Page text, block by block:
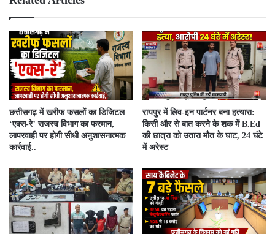
​छत्तीसगढ़ में खरीफ फसलों का डिजिटल
‘एक्स-रे’ राजस्व विभाग का फरमान,
लापरवाही पर होगी सीधी अनुशासनात्मक
कार्रवाई..
रायपुर में लिव-इन पार्टनर बना हत्यारा:
किसी और से बात करने के शक में B.Ed
की छात्रा को उतारा मौत के घाट, 24 घंटे
में अरेस्ट